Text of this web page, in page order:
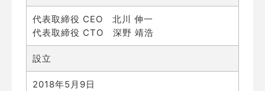
代表取締役 CEO 北川 伸一
代表取締役 CTO 深野 靖浩
設立
2018年5月9日